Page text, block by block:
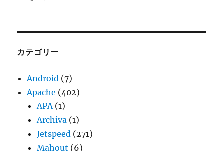
ブ
カテゴリー
Android (7)
Apache (402)
APA(1)
Archiva (1)
Jetspeed (271)
Mahout (6)